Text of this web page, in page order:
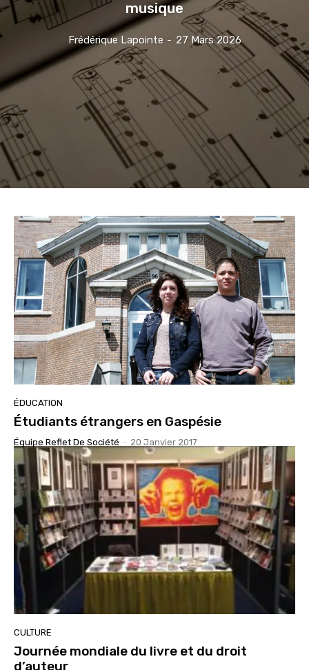
musique
Frédérique Lapointe - 27 Mars 2026
ÉDUCATION
Étudiants étrangers en Gaspésie
Équipe Reflet De Société - 20 Janvier 2017
CULTURE
Journée mondiale du livre et du droit
d’auteur